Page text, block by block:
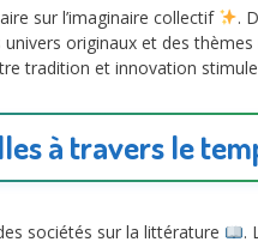
sur l’imaginaire collectif .
originaux et des
tradition et innovation
à travers le
sociétés sur la littérature
.